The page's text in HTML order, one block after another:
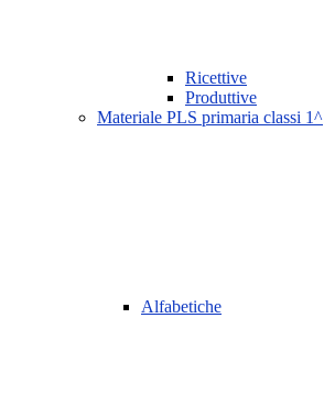
Ricettive
Produttive
Materiale PLS primaria classi 1^
Alfabetiche